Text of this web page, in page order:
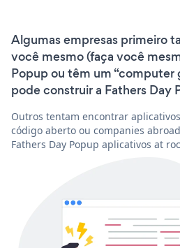
Algumas empresas primeiro
você mesmo (faça você
Popup ou têm um “computer
pode construir a Fathers Day
Outros tentam encontrar
código aberto ou companies
Fathers Day Popup aplicativos at